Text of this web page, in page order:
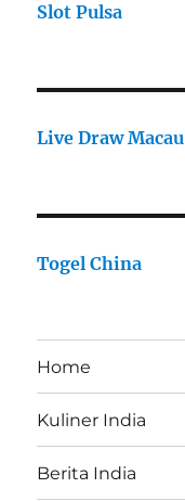
Slot Pulsa
Live Draw Macau
Togel China
Home
Kuliner India
Berita India